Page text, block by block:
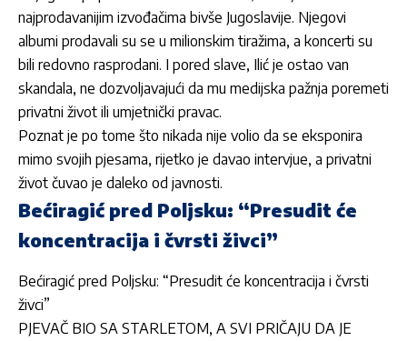
najprodavanijim izvođačima bivše Jugoslavije. Njegovi
albumi prodavali su se u milionskim tiražima, a koncerti su
bili redovno rasprodani. I pored slave, Ilić je ostao van
skandala, ne dozvoljavajući da mu medijska pažnja poremeti
privatni život ili umjetnički pravac.
Poznat je po tome što nikada nije volio da se eksponira
mimo svojih pjesama, rijetko je davao intervjue, a privatni
život čuvao je daleko od javnosti.
Bećiragić pred Poljsku: “Presudit će
koncentracija i čvrsti živci”
Bećiragić pred Poljsku: “Presudit će koncentracija i čvrsti
živci”
PJEVAČ BIO SA STARLETOM, A SVI PRIČAJU DA JE